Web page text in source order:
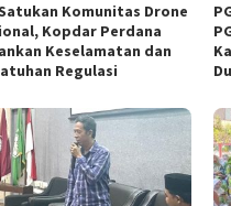
Komunitas Drone
Kopdar Perdana
Keselamatan dan
Regulasi